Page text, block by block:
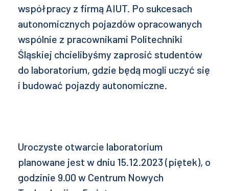
współpracy z firmą AIUT. Po sukcesach
autonomicznych pojazdów opracowanych
wspólnie z pracownikami Politechniki
Śląskiej chcielibyśmy zaprosić studentów
do laboratorium, gdzie będą mogli uczyć się
i budować pojazdy autonomiczne.
Uroczyste otwarcie laboratorium
planowane jest w dniu 15.12.2023 (piętek), o
godzinie 9.00 w Centrum Nowych